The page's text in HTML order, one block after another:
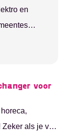
en
voor
Zeker als je via